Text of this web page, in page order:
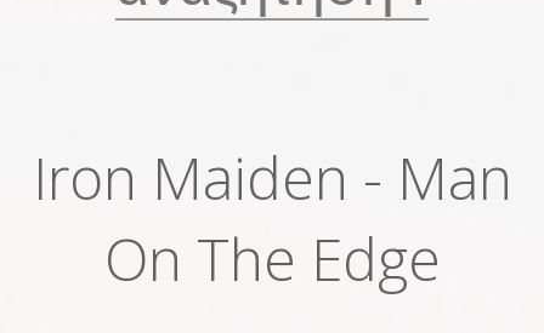
Βίντεο bootlegs
Iron Maiden ‎- Man
On The Edge